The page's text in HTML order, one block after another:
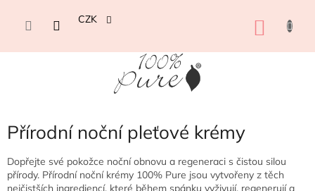
obsah
CZK
Přírodní noční pleťové krémy
Dopřejte své pokožce noční obnovu a regeneraci s čistou silou
přírody. Přírodní noční krémy 100% Pure jsou vytvořeny z těch
nejčistších ingrediencí, které během spánku vyživují, regenerují a